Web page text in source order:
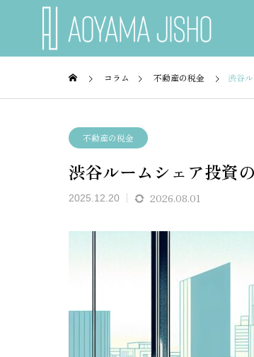
NEWS
お知らせ
銀行はある？選び方と注意点
コラム 不動産の税金 渋谷
不動産の税金
渋谷ルームシェア投資
2025.12.20 2026.08.01